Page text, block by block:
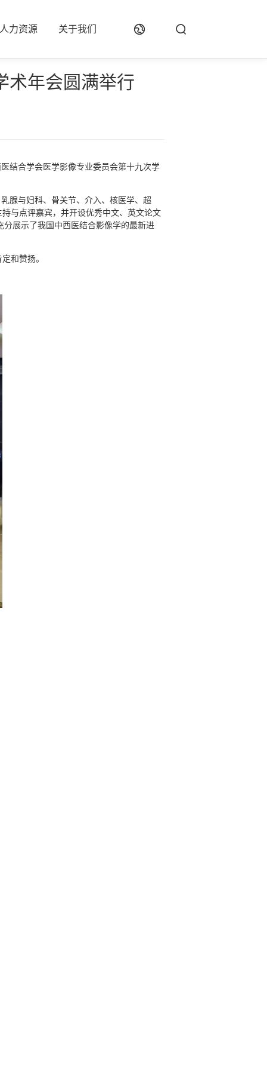
力资源 关于我们
术年会圆满举行
结合学会医学影像专业委员会第十九次学
腺与妇科、骨关节、介入、核医学、超
与点评嘉宾，并开设优秀中文、英文论文
分展示了我国中西医结合影像学的最新进
和赞扬。